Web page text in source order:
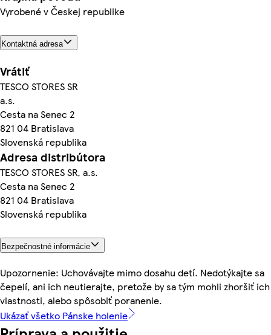
Vyrobené v Českej republike
Kontaktná adresa
Vrátiť
TESCO STORES SR
a.s.
Cesta na Senec 2
821 04 Bratislava
Slovenská republika
Adresa distribútora
TESCO STORES SR, a.s.
Cesta na Senec 2
821 04 Bratislava
Slovenská republika
Bezpečnostné informácie
Upozornenie: Uchovávajte mimo dosahu detí. Nedotýkajte sa
čepelí, ani ich neutierajte, pretože by sa tým mohli zhoršiť ich
vlastnosti, alebo spôsobiť poranenie.
Ukázať všetko Pánske holenie